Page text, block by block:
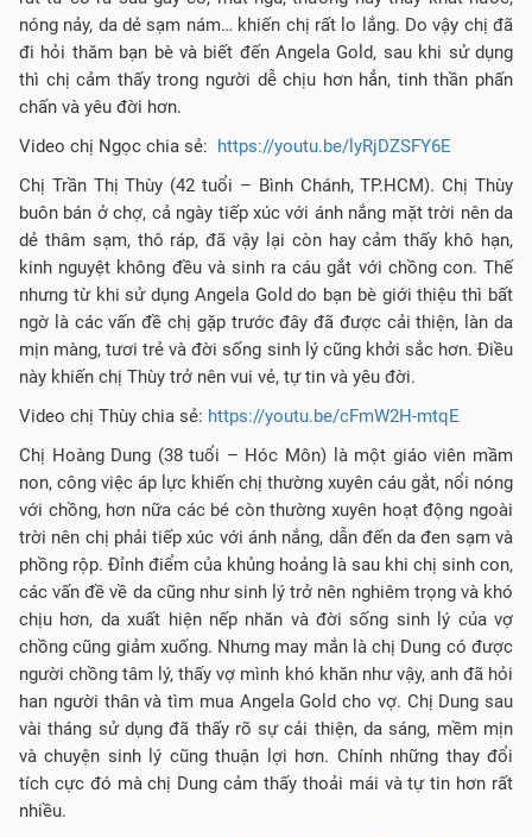
nóng nảy, da dẻ sạm nám… khiến chị rất lo lắng. Do vậy chị đã
đi hỏi thăm bạn bè và biết đến Angela Gold, sau khi sử dụng
thì chị cảm thấy trong người dễ chịu hơn hẳn, tinh thần phấn
chấn và yêu đời hơn.
Video chị Ngọc chia sẻ: https://youtu.be/lyRjDZSFY6E
Chị Trần Thị Thùy (42 tuổi – Bình Chánh, TP.HCM). Chị Thùy
buôn bán ở chợ, cả ngày tiếp xúc với ánh nắng mặt trời nên da
dẻ thâm sạm, thô ráp, đã vậy lại còn hay cảm thấy khô hạn,
kinh nguyệt không đều và sinh ra cáu gắt với chồng con. Thế
nhưng từ khi sử dụng Angela Gold do bạn bè giới thiệu thì bất
ngờ là các vấn đề chị gặp trước đây đã được cải thiện, làn da
mịn màng, tươi trẻ và đời sống sinh lý cũng khởi sắc hơn. Điều
này khiến chị Thùy trở nên vui vẻ, tự tin và yêu đời.
Video chị Thùy chia sẻ: https://youtu.be/cFmW2H-mtqE
Chị Hoàng Dung (38 tuổi – Hóc Môn) là một giáo viên mầm
non, công việc áp lực khiến chị thường xuyên cáu gắt, nổi nóng
với chồng, hơn nữa các bé còn thường xuyên hoạt động ngoài
trời nên chị phải tiếp xúc với ánh nắng, dẫn đến da đen sạm và
phồng rộp. Đỉnh điểm của khủng hoảng là sau khi chị sinh con,
các vấn đề về da cũng như sinh lý trở nên nghiêm trọng và khó
chịu hơn, da xuất hiện nếp nhăn và đời sống sinh lý của vợ
chồng cũng giảm xuống. Nhưng may mắn là chị Dung có được
người chồng tâm lý, thấy vợ mình khó khăn như vậy, anh đã hỏi
han người thân và tìm mua Angela Gold cho vợ. Chị Dung sau
vài tháng sử dụng đã thấy rõ sự cải thiện, da sáng, mềm mịn
và chuyện sinh lý cũng thuận lợi hơn. Chính những thay đổi
tích cực đó mà chị Dung cảm thấy thoải mái và tự tin hơn rất
nhiều.